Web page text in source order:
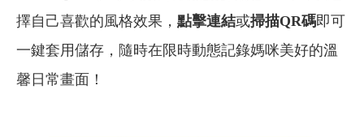
擇自己喜歡的風格效果， 點擊連結或掃描QR碼即可
一鍵套用儲存，隨時在限時動態記錄媽咪美好的溫
馨日常畫面！